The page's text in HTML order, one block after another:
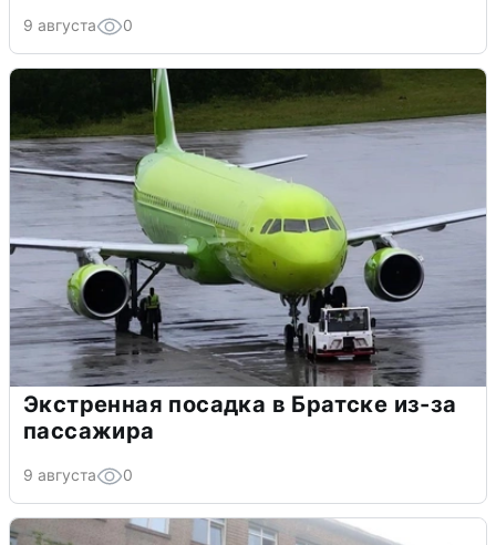
9 августа 0
Экстренная посадка в Братске из-за
пассажира
9 августа 0